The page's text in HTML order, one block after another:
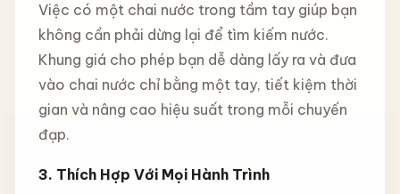
Việc có một chai nước trong tầm tay giúp bạn
không cần phải dừng lại để tìm kiếm nước.
Khung giá cho phép bạn dễ dàng lấy ra và đưa
vào chai nước chỉ bằng một tay, tiết kiệm thời
gian và nâng cao hiệu suất trong mỗi chuyến
đạp.
3. Thích Hợp Với Mọi Hành Trình